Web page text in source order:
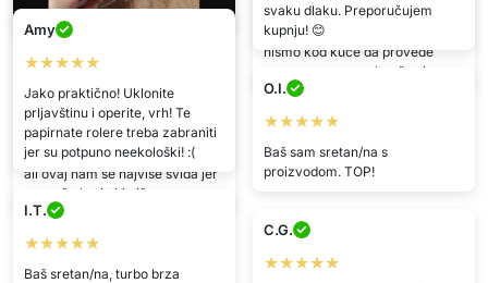
Jako sam zadovoljna kupnjom!
Stvarno korisna stvar, jer naša
maca koristi svaku priliku kada
nismo kod kuće da provede
puno vremena na kauču. :)
Goran
★★★★★
Pošiljka je stigla vrlo brzo.
Isprobali smo dosta ovih valjaka,
ali ovaj nam se najviše sviđa jer
se može koristiti više puta.
svaku dlaku. Preporučujem
kupnju! 😊
Amy
★★★★★
Jako praktično! Uklonite
prljavštinu i operite, vrh! Te
papirnate rolere treba zabraniti
jer su potpuno neekološki! :(
O.I.
★★★★★
Baš sam sretan/na s
proizvodom. TOP!
I.T.
★★★★★
Baš sretan/na, turbo brza
C.G.
★★★★★